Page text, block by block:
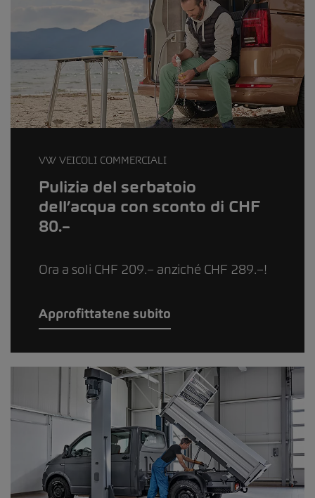
VW VEICOLI COMMERCIALI
Pulizia del serbatoio
dell’acqua con sconto di CHF
80.–
Ora a soli CHF 209.– anziché CHF 289.–!
Approfittatene subito